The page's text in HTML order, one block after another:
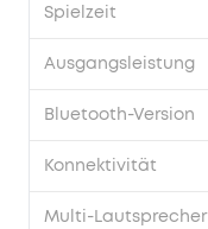
Spielzeit
Ausgangsleistung
Bluetooth-Version
Konnektivität
Multi-Lautsprecher